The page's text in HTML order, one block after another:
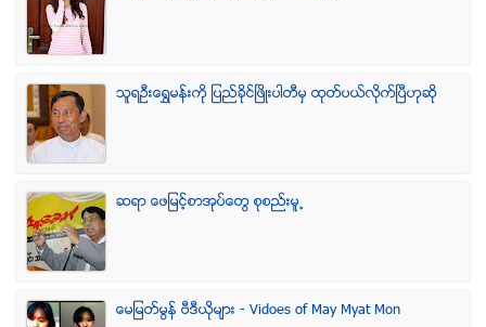
သူရဦးေရႊမန္းကို ျပည္ခိုင္ျဖိဳးပါတီမွ ထုတ္ပယ္လိုက္ျပီဟုဆို
ဆရာ ေဖျမင့္စာအုပ္ေတြ စုစည္းမူ႕
ေမျမတ္မြန္ ဗီဒီယုိမ်ား - Vidoes of May Myat Mon